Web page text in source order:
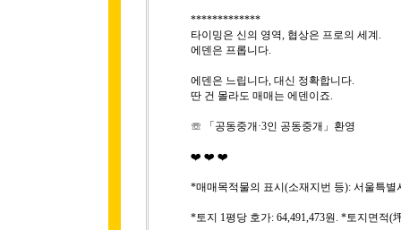
*************
타이밍은 신의 영역, 협상은 프로의 세계.
에덴은 프롭니다.
에덴은 느립니다, 대신 정확합니다.
딴 건 몰라도 매매는 에덴이죠.
☏ 「공동중개·3인 공동중개」환영
❤️ ❤️ ❤️
*매매목적물의 표시(소재지번 등): 서울특별
*토지 1평당 호가: 64,491,473원. *토지면적(